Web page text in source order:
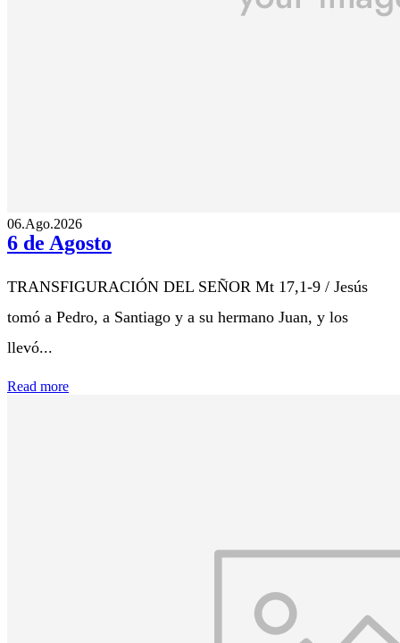
06.Ago.2026
6 de Agosto
TRANSFIGURACIÓN DEL SEÑOR Mt 17,1-9 / Jesús
tomó a Pedro, a Santiago y a su hermano Juan, y los
llevó...
Read more